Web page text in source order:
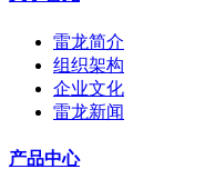
雷龙简介
组织架构
企业文化
雷龙新闻
产品中心